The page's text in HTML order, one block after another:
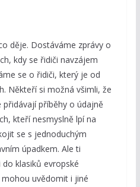
děje. Dostáváme zprávy o
kdy se řidiči navzájem
se o řidiči, který je od
Někteří si možná všimli, že
příběhy o údajně
kteří nesmyslně lpí na
se s jednoduchým
úpadkem. Ale ti
klasiků evropské
uvědomit i jiné